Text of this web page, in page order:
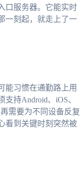
口服务器。它能实时
一刻起，就走上了一
能习惯在通勤路上用
持Android、iOS、
需要为不同设备反复
看到关键时刻突然被